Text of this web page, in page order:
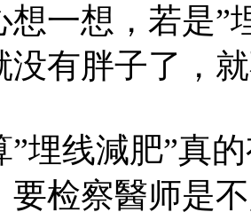
想一想，若是”
没有胖子了，
”埋线減肥”真
要检察醫师是